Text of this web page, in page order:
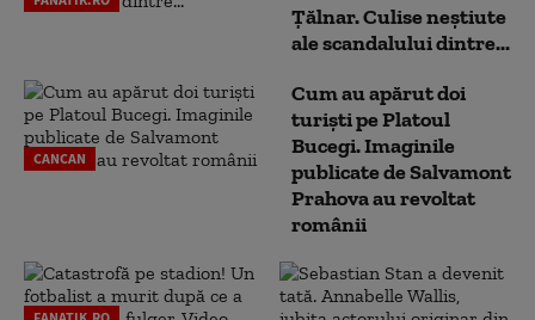
Țălnar. Culise neștiute
ale scandalului dintre...
CANCAN
Cum au apărut doi
turiști pe Platoul
Bucegi. Imaginile
publicate de Salvamont
Prahova au revoltat
românii
FANATIK.RO